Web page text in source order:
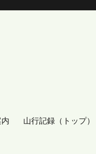
山行記録（トップ）